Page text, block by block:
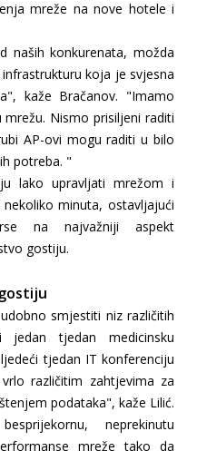
mreže na nove hotele i
naših konkurenata, možda
koja je svjesna
kaže Bračanov. "Imamo
Nismo prisiljeni raditi
AP-ovi mogu raditi u bilo
potreba. "
lako upravljati mrežom i
minuta, ostavljajući
na najvažniji aspekt
gostiju.
smjestiti niz različitih
jedan tjedan medicinsku
tjedan IT konferenciju
različitim zahtjevima za
podataka", kaže Lilić.
neprekinutu
mreže tako da